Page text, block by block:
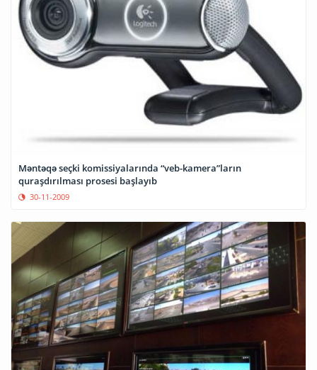
Məntəqə seçki komissiyalarında “veb-kamera”ların
quraşdırılması prosesi başlayıb
30-11-2009